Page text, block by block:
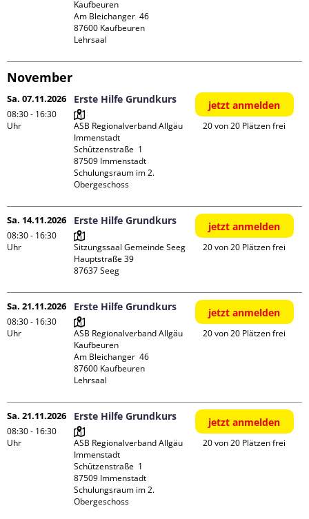
Kaufbeuren
Am Bleichanger  46
87600 Kaufbeuren
Lehrsaal
November
Sa. 07.11.2026
08:30 - 16:30
Uhr
Erste Hilfe Grundkurs
ASB Regionalverband Allgäu
Immenstadt
Schützenstraße  1
87509 Immenstadt
Schulungsraum im 2.
Obergeschoss
jetzt anmelden
20 von 20 Plätzen frei
Sa. 14.11.2026
08:30 - 16:30
Uhr
Erste Hilfe Grundkurs
Sitzungssaal Gemeinde Seeg
Hauptstraße 39
jetzt anmelden
20 von 20 Plätzen frei
Sa. 21.11.2026
08:30 - 16:30
Uhr
Erste Hilfe Grundkurs
ASB Regionalverband Allgäu
Kaufbeuren
Am Bleichanger  46
87600 Kaufbeuren
Lehrsaal
jetzt anmelden
20 von 20 Plätzen frei
Sa. 21.11.2026
08:30 - 16:30
Uhr
Erste Hilfe Grundkurs
ASB Regionalverband Allgäu
Immenstadt
Schützenstraße  1
87509 Immenstadt
Schulungsraum im 2.
Obergeschoss
jetzt anmelden
20 von 20 Plätzen frei